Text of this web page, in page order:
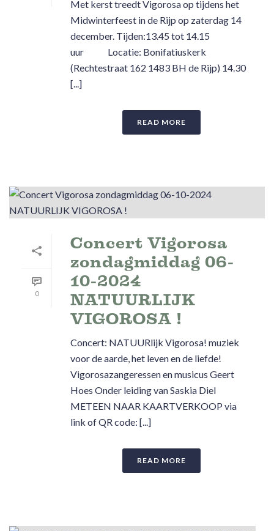
Met kerst treedt Vigorosa op tijdens het
Midwinterfeest in de Rijp op zaterdag 14
december. Tijden:13.45 tot 14.15
uur Locatie: Bonifatiuskerk
(Rechtestraat 162 1483 BH de Rijp) 14.30
[...]
READ MORE
0
Concert Vigorosa
zondagmiddag 06-
10-2024
NATUURLIJK
VIGOROSA !
Concert: NATUURlijk Vigorosa! muziek
voor de aarde, het leven en de liefde!
Vigorosazangeressen en musicus Geert
Hoes Onder leiding van Saskia Diel
METEEN NAAR KAARTVERKOOP via
link of QR code: [...]
READ MORE